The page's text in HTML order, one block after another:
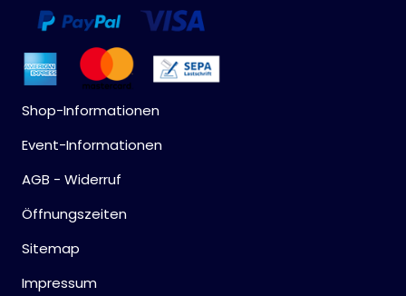
Shop-Informationen
Event-Informationen
AGB - Widerruf
Öffnungszeiten
Sitemap
Impressum